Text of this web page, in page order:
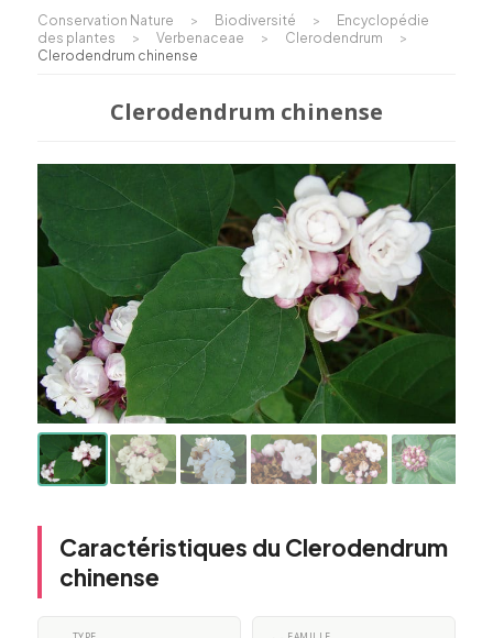
Conservation Nature > Biodiversité >
Encyclopédie
des plantes
> Verbenaceae > Clerodendrum
>
Clerodendrum chinense
Clerodendrum chinense
Caractéristiques du Clerodendrum
chinense